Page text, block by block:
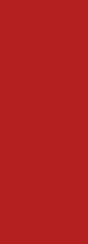
gutes Essen und
Klassiker, kreative
Dinner mit